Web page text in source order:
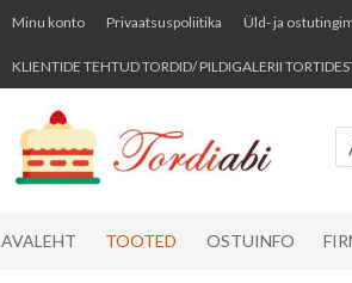
Skip
navigation
Skip
content
Minu konto Privaatsuspoliitika Üld- ja
KLIENTIDE TEHTUD TORDID/ PILDIGALERII
AVALEHT TOOTED OSTUINFO